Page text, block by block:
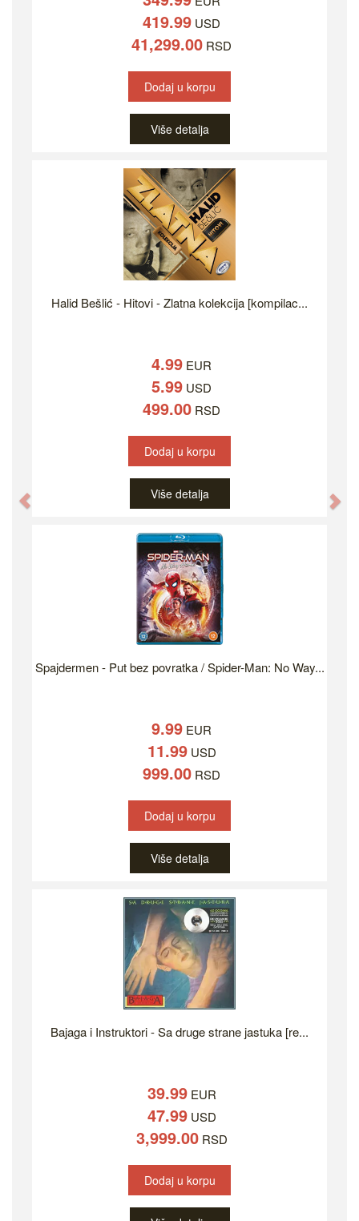
419.99 USD
41,299.00 RSD
Dodaj u korpu
Više detalja
Halid Bešlić - Hitovi - Zlatna kolekcija [kompilac...
4.99 EUR
5.99 USD
499.00 RSD
Dodaj u korpu
Više detalja
Spajdermen - Put bez povratka / Spider-Man: No Way...
9.99 EUR
11.99USD
999.00 RSD
Dodaj u korpu
Više detalja
Bajaga i Instruktori - Sa druge strane jastuka [re...
39.99EUR
47.99USD
3,999.00RSD
Dodaj u korpu